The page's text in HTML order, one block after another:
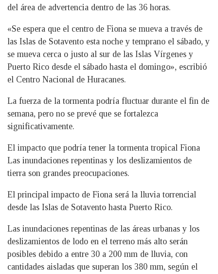
del área de advertencia dentro de las 36 horas.
«Se espera que el centro de Fiona se mueva a través de
las Islas de Sotavento esta noche y temprano el sábado, y
se mueva cerca o justo al sur de las Islas Vírgenes y
Puerto Rico desde el sábado hasta el domingo», escribió
el Centro Nacional de Huracanes.
La fuerza de la tormenta podría fluctuar durante el fin de
semana, pero no se prevé que se fortalezca
significativamente.
El impacto que podría tener la tormenta tropical Fiona
Las inundaciones repentinas y los deslizamientos de
tierra son grandes preocupaciones.
El principal impacto de Fiona será la lluvia torrencial
desde las Islas de Sotavento hasta Puerto Rico.
Las inundaciones repentinas de las áreas urbanas y los
deslizamientos de lodo en el terreno más alto serán
posibles debido a entre 30 a 200 mm de lluvia, con
cantidades aisladas que superan los 380 mm, según el